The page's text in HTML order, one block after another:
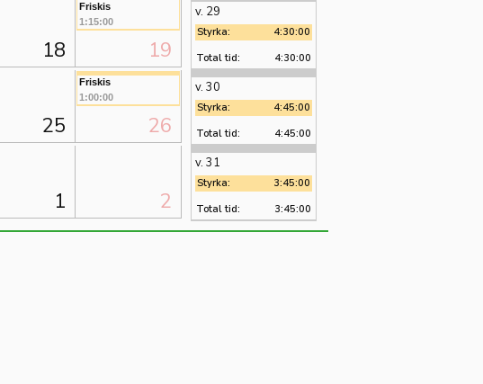
18
Friskis
1:15:00
19
v. 29
Styrka:
4:30:00
Total tid:
4:30:00
25
Friskis
1:00:00
26
v. 30
Styrka:
4:45:00
Total tid:
4:45:00
1 2
v. 31
Styrka:
3:45:00
Total tid:
3:45:00